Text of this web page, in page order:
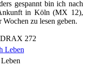
gespannt bin ich nach
in Köln (MX 12),
zu lesen geben.
272